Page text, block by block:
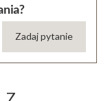
Zadaj pytanie